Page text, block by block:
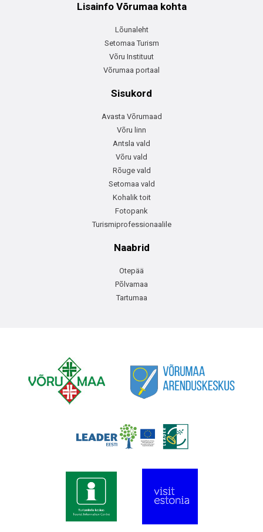
Lisainfo Võrumaa kohta
Lõunaleht
Setomaa Turism
Võru Instituut
Võrumaa portaal
Sisukord
Avasta Võrumaad
Võru linn
Antsla vald
Võru vald
Rõuge vald
Setomaa vald
Kohalik toit
Fotopank
Turismiprofessionaalile
Naabrid
Otepää
Põlvamaa
Tartumaa